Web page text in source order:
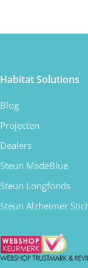
Habitat Solutions
Blog
Projecten
Dealers
Steun MadeBlue
Steun Longfonds
Steun Alzheimer